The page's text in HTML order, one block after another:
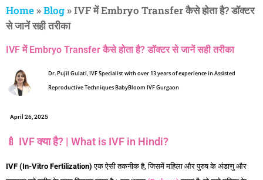
Home »Blog »IVF में Embryo Transfer कैसे होता है? डॉक्टर
से जानें सही तरीका
IVF में Embryo Transfer कैसे होता है? डॉक्टर से जानें सही तरीका
Dr. Pujil Gulati, IVF Specialist with over 13 years of experience in Assisted
Reproductive Techniques BabyBloom IVF Gurgaon
April 26, 2025
🍼 IVF क्या है? | What is IVF in Hindi?
IVF (In-Vitro Fertilization) एक ऐसी तकनीक है, जिसमें महिला और पुरुष के अंडाणु और